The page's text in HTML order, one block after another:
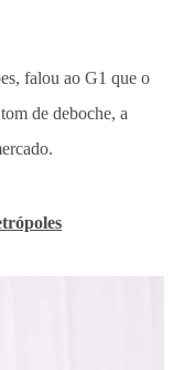
falou ao G1 que o
de deboche, a